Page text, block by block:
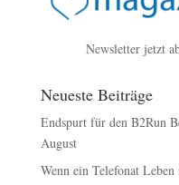
Newsletter jetzt
Neueste Beiträge
Endspurt für den B2Run
August
Wenn ein Telefonat Leben